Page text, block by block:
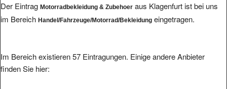
Der Eintrag Motorradbekleidung & Zubehoer aus Klagenfurt ist bei uns
im Bereich Handel/Fahrzeuge/Motorrad/Bekleidung eingetragen.
Im Bereich existieren 57 Eintragungen. Einige andere Anbieter
finden Sie hier: